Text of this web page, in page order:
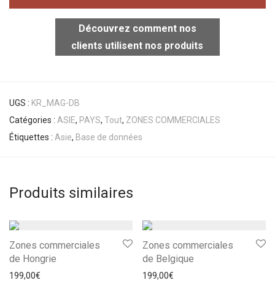
Découvrez comment nos
clients utilisent nos produits
UGS : KR_MAG-DB
Catégories : ASIE, PAYS, Tout, ZONES COMMERCIALES
Étiquettes : Asie, Base de données
Produits similaires
Zones commerciales
de Hongrie
199,00€
Zones commerciales
de Belgique
199,00€